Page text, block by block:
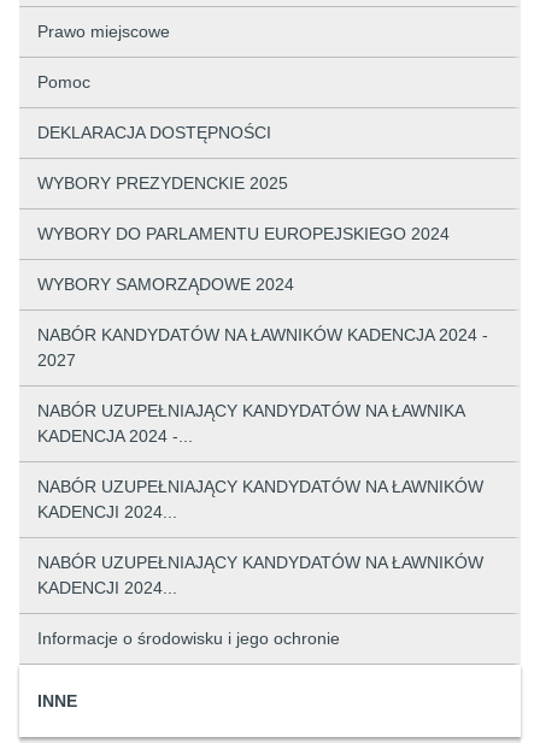
Prawo miejscowe
Pomoc
DEKLARACJA DOSTĘPNOŚCI
WYBORY PREZYDENCKIE 2025
WYBORY DO PARLAMENTU EUROPEJSKIEGO 2024
WYBORY SAMORZĄDOWE 2024
NABÓR KANDYDATÓW NA ŁAWNIKÓW KADENCJA 2024 -
2027
NABÓR UZUPEŁNIAJĄCY KANDYDATÓW NA ŁAWNIKA
KADENCJA 2024 -...
NABÓR UZUPEŁNIAJĄCY KANDYDATÓW NA ŁAWNIKÓW
KADENCJI 2024...
NABÓR UZUPEŁNIAJĄCY KANDYDATÓW NA ŁAWNIKÓW
KADENCJI 2024...
Informacje o środowisku i jego ochronie
INNE